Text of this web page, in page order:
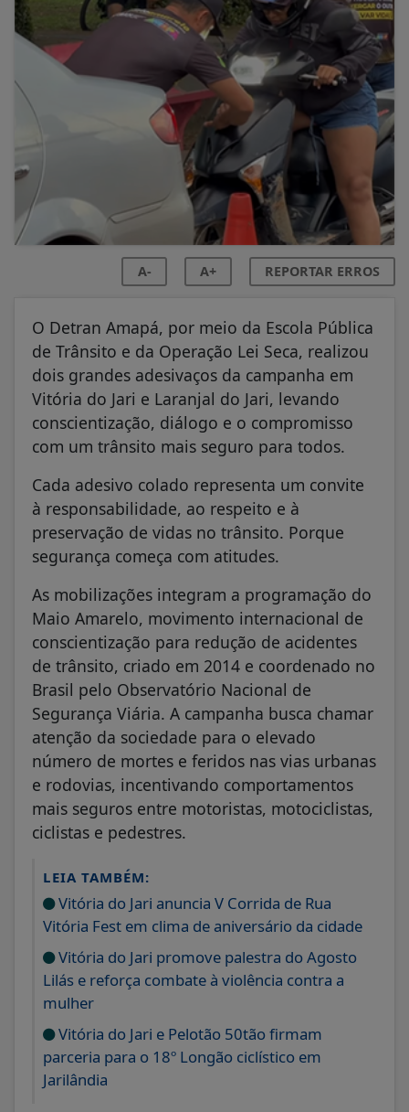
A- A+ REPORTAR ERROS
O Detran Amapá, por meio da Escola Pública
de Trânsito e da Operação Lei Seca, realizou
dois grandes adesivaços da campanha em
Vitória do Jari e Laranjal do Jari, levando
conscientização, diálogo e o compromisso
com um trânsito mais seguro para todos.
Cada adesivo colado representa um convite
à responsabilidade, ao respeito e à
preservação de vidas no trânsito. Porque
segurança começa com atitudes.
As mobilizações integram a programação do
Maio Amarelo, movimento internacional de
conscientização para redução de acidentes
de trânsito, criado em 2014 e coordenado no
Brasil pelo Observatório Nacional de
Segurança Viária. A campanha busca chamar
atenção da sociedade para o elevado
número de mortes e feridos nas vias urbanas
e rodovias, incentivando comportamentos
mais seguros entre motoristas, motociclistas,
ciclistas e pedestres.
LEIA TAMBÉM:
Vitória do Jari anuncia V Corrida de Rua
Vitória Fest em clima de aniversário da cidade
Vitória do Jari promove palestra do Agosto
Lilás e reforça combate à violência contra a
mulher
Vitória do Jari e Pelotão 50tão firmam
parceria para o 18º Longão ciclístico em
Jarilândia